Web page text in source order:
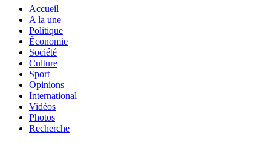
Accueil
A la une
Politique
Économie
Société
Culture
Sport
Opinions
International
Vidéos
Photos
Recherche